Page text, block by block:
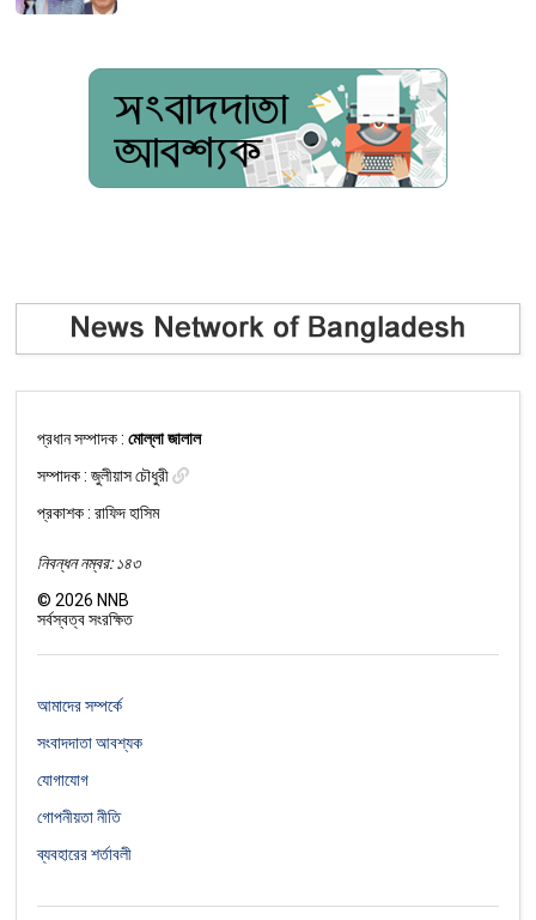
প্রধান সম্পাদক :মোল্লা জালাল
সম্পাদক :জুলীয়াস চৌধুরী
প্রকাশক : রাফিদ হাসিম
নিবন্ধন নম্বর: ১৪৩
©2026 NNB
সর্বস্বত্ব সংরক্ষিত
আমাদের সম্পর্কে
সংবাদদাতা আবশ্যক
যোগাযোগ
গোপনীয়তা নীতি
ব্যবহারের শর্তাবলী